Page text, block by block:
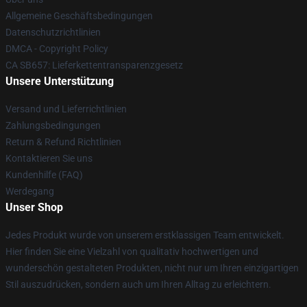
Allgemeine Geschäftsbedingungen
Datenschutzrichtlinien
DMCA - Copyright Policy
CA SB657: Lieferkettentransparenzgesetz
Unsere Unterstützung
Versand und Lieferrichtlinien
Zahlungsbedingungen
Return & Refund Richtlinien
Kontaktieren Sie uns
Kundenhilfe (FAQ)
Werdegang
Unser Shop
Jedes Produkt wurde von unserem erstklassigen Team entwickelt.
Hier finden Sie eine Vielzahl von qualitativ hochwertigen und
wunderschön gestalteten Produkten, nicht nur um Ihren einzigartigen
Stil auszudrücken, sondern auch um Ihren Alltag zu erleichtern.